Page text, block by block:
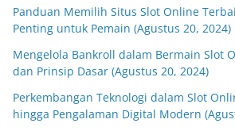
Panduan Memilih Situs Slot Online
Penting untuk Pemain (Agustus 20, 2024)
Mengelola Bankroll dalam Bermain Slot
dan Prinsip Dasar (Agustus 20, 2024)
Perkembangan Teknologi dalam Slot
hingga Pengalaman Digital Modern